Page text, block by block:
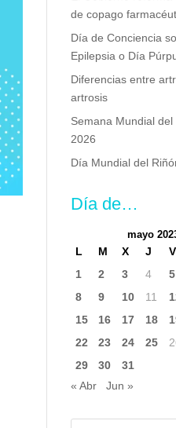
de copago
Día de Conciencia
Epilepsia o Día
Diferencias entre
artrosis
Semana Mundial
2026
Día Mundial del
Día de…
mayo
L M X J V
1
2 3 4 5
8
9 10 11
15
16 17 18
22
23 24 25
29
30
31
« Abr
Jun »
Buscar: